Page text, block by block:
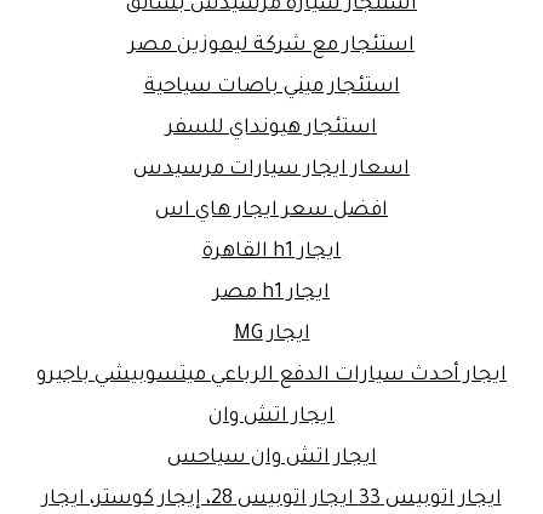
استئجار سيارة مرسيدس بسائق
استئجار مع شركة ليموزين مصر
استئجار ميني باصات سياحية
استئجار هيونداي للسفر
اسعار ايجار سيارات مرسيدس
افضل سعر ايجار هاي اس
ايجار h1 القاهرة
ايجار h1 مصر
ايجار MG
ايجار أحدث سيارات الدفع الرباعي ميتسوبيشي باجيرو
ايجار اتش وان
ايجار اتش وان سياحس
ايجار اتوبيس 33 ايجار اتوبيس 28، إيجار كوستر، ايجار